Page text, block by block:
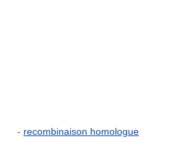
- recombinaison homologue